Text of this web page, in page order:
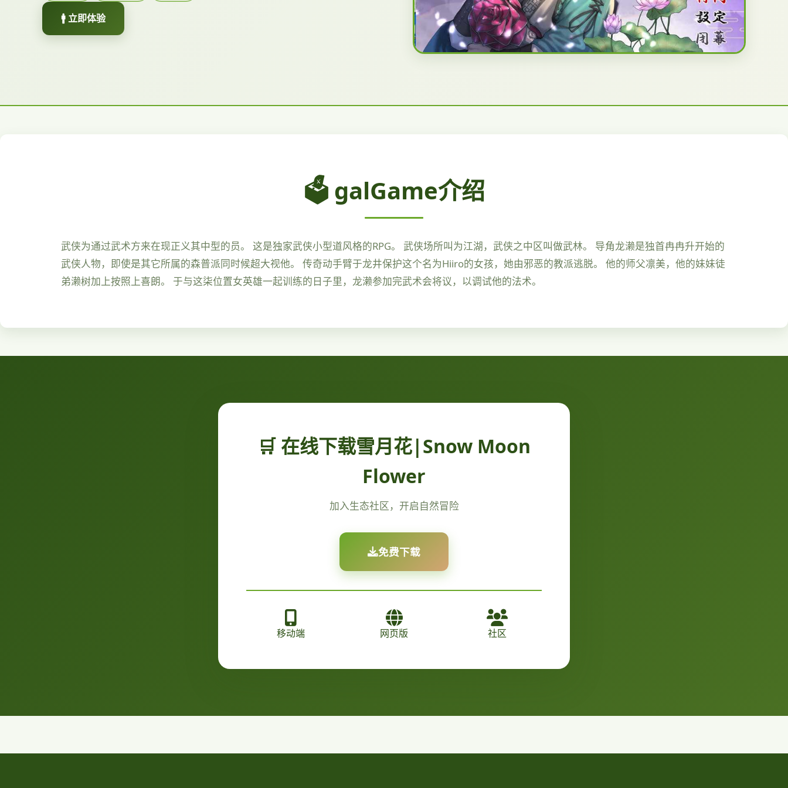
🚹 立即体验
🗳️ galGame介绍
武侠为通过武术方来在现正义其中型的员。 这是独家武侠小型道风格的RPG。 武侠场所叫为江湖，武侠之中区叫做武林。 导角龙濑是独首冉冉升开始的
武侠人物，即使是其它所属的森普派同时候超大视他。 传奇动手臂于龙井保护这个名为Hiiro的女孩，她由邪恶的教派逃脱。 他的师父凛美，他的妹妹徒
弟濑树加上按照上喜朗。 于与这柒位置女英雄一起训练的日子里，龙濑参加完武术会将议，以调试他的法术。
🛒 在线下载雪月花|Snow Moon
Flower
加入生态社区，开启自然冒险
免费下载
移动端 网页版 社区